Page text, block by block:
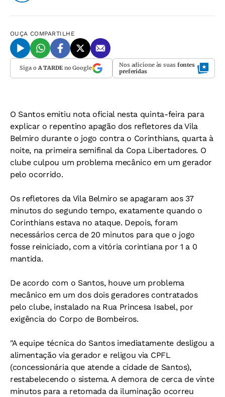
OUÇA COMPARTILHE
Siga oA TARDEno Google Nos adicione às suas fontes
preferidas
O Santos emitiu nota oficial nesta quinta-feira para
explicar o repentino apagão dos refletores da Vila
Belmiro durante o jogo contra o Corinthians, quarta à
noite, na primeira semifinal da Copa Libertadores. O
clube culpou um problema mecânico em um gerador
pelo ocorrido.
Os refletores da Vila Belmiro se apagaram aos 37
minutos do segundo tempo, exatamente quando o
Corinthians estava no ataque. Depois, foram
necessários cerca de 20 minutos para que o jogo
fosse reiniciado, com a vitória corintiana por 1 a 0
mantida.
De acordo com o Santos, houve um problema
mecânico em um dos dois geradores contratados
pelo clube, instalado na Rua Princesa Isabel, por
exigência do Corpo de Bombeiros.
"A equipe técnica do Santos imediatamente desligou a
alimentação via gerador e religou via CPFL
(concessionária que atende a cidade de Santos),
restabelecendo o sistema. A demora de cerca de vinte
minutos para a retomada da iluminação ocorreu